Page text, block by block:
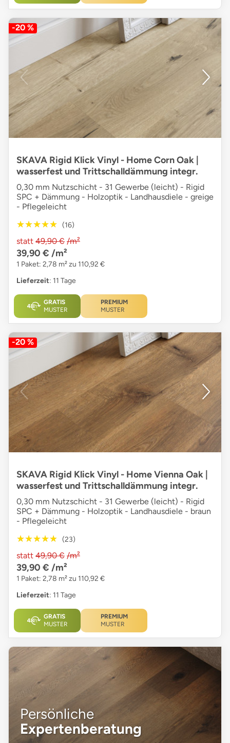
-20 %
SKAVA Rigid Klick Vinyl - Home Corn Oak |
wasserfest und Trittschalldämmung integr.
0,30 mm Nutzschicht - 31 Gewerbe (leicht) - Rigid
SPC + Dämmung - Holzoptik - Landhausdiele - greige
- Pflegeleicht
★★★★★
★★★★★ (16)
statt 49,90 € /m²
39,90 € /m²
1 Paket: 2,78 m² zu 110,92 €
Lieferzeit: 11 Tage
GRATIS
MUSTER
PREMIUM
MUSTER
-20 %
SKAVA Rigid Klick Vinyl - Home Vienna Oak |
wasserfest und Trittschalldämmung integr.
0,30 mm Nutzschicht - 31 Gewerbe (leicht) - Rigid
SPC + Dämmung - Holzoptik - Landhausdiele - braun
- Pflegeleicht
★★★★★
★★★★★ (23)
statt 49,90 € /m²
39,90 € /m²
1 Paket: 2,78 m² zu 110,92 €
Lieferzeit: 11 Tage
GRATIS
MUSTER
PREMIUM
MUSTER
Persönliche
Expertenberatung